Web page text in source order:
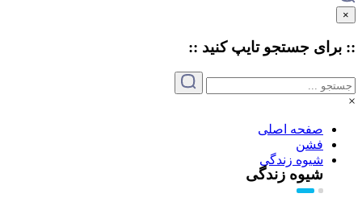
×
:: برای جستجو تایپکنید ::
×
صفحه اصلی
فشن
شیوه زندگی
شیوه زندگی